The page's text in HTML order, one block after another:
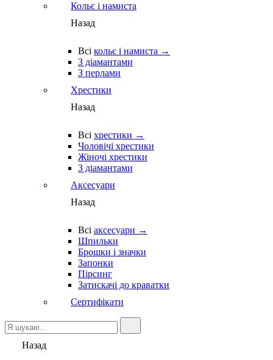
Кольє і намиста
Назад
Всі кольє і намиста →
З діамантами
З перлами
Хрестики
Назад
Всі хрестики →
Чоловічі хрестики
Жіночі хрестики
З діамантами
Аксесуари
Назад
Всі аксесуари →
Шпильки
Брошки і значки
Запонки
Пірсинг
Затискачі до краватки
Сертифікати
Назад